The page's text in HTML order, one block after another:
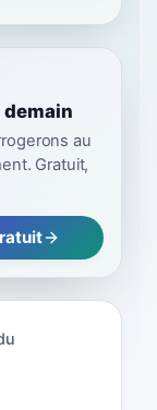
au
Gratuit,